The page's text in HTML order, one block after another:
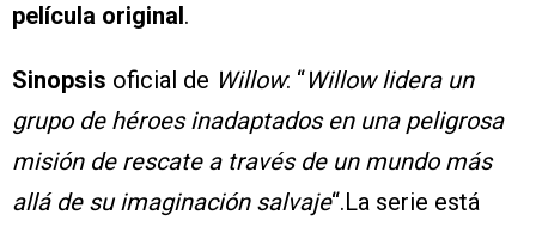
película original .
Sinopsis oficial de Willow: “Willow lidera un
grupo de héroes inadaptados en una peligrosa
misión de rescate a través de un mundo más
allá de su imaginación salvaje“.La serie está